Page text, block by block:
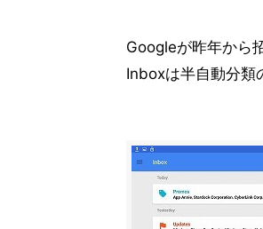
Googleが昨年から
Inboxは半自動分類